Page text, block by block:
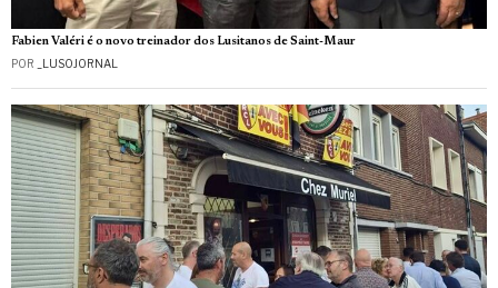
Fabien Valéri é o novo treinador dos Lusitanos de Saint-Maur
POR _LUSOJORNAL